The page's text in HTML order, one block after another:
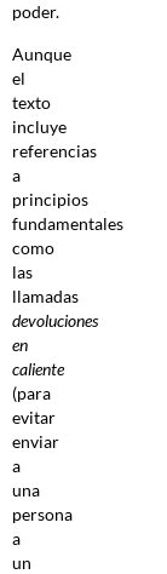
poder.
Aunque
el
texto
incluye
referencias
a
principios
fundamentales
como
las
llamadas
devoluciones
en
caliente
(para
evitar
enviar
a
una
persona
a
un